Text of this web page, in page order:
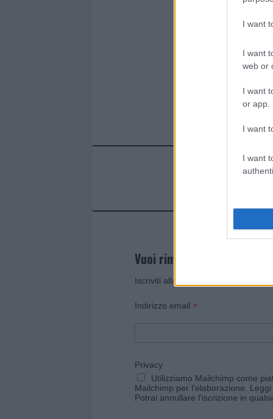
I want
I want
web or
I want
or app.
I want
I want
Vuoi rimanere sempre
Iscriviti alla newsletter di Gallura
Indirizzo email *
Privacy
Utilizziamo Mailchimp come
Mailchimp per l'elaborazione.
Potrai annullare l'iscrizione in